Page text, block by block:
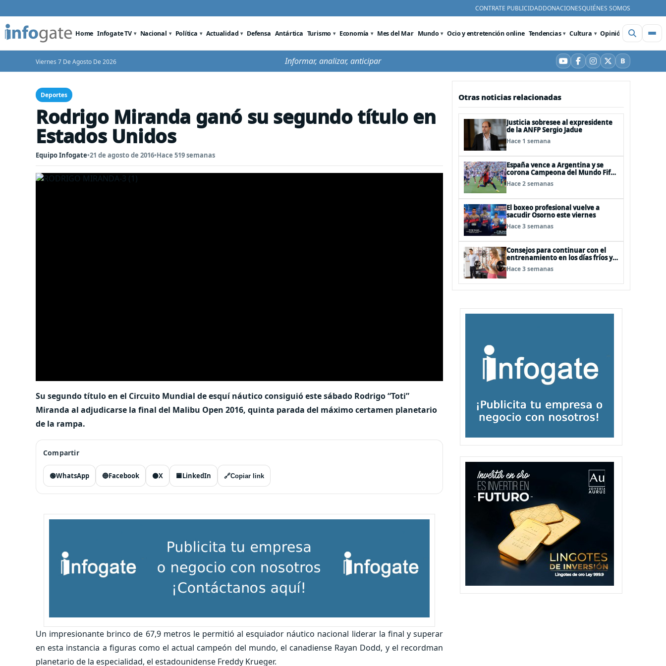
CONTRATE PUBLICIDADDONACIONESQUIÉNES SOMOS
Home Infogate TV Nacional Política Actualidad Defensa Antártica Turismo Economía Mes del Mar Mundo Ocio y entretención online Tendencias Cultura Opinión Videos
Viernes 7 De Agosto De 2026 Informar, analizar, anticipar YouTube
Facebook
Instagram
X BBluesky
Deportes
Rodrigo Miranda ganó su segundo título en
Estados Unidos
Equipo Infogate•21 de agosto de 2016•Hace 519 semanas
Su segundo título en el Circuito Mundial de esquí náutico consiguió este sábado Rodrigo “Toti”
Miranda al adjudicarse la final del Malibu Open 2016, quinta parada del máximo certamen planetario
de la rampa.
Compartir
🟢WhatsApp 🔵Facebook ⚫X 🟦LinkedIn 🔗Copiar link
Un impresionante brinco de 67,9 metros le permitió al esquiador náutico nacional liderar la final y superar
en esta instancia a figuras como el actual campeón del mundo, el canadiense Rayan Dodd, y el recordman
planetario de la especialidad, el estadounidense Freddy Krueger.
Otras noticias relacionadas
Justicia sobresee al expresidente
de la ANFP Sergio Jadue
Hace 1 semana
España vence a Argentina y se
corona Campeona del Mundo Fifa
2026
Hace 2 semanas
El boxeo profesional vuelve a
sacudir Osorno este viernes
Hace 3 semanas
Consejos para continuar con el
entrenamiento en los días fríos y
lluviosos de invierno
Hace 3 semanas